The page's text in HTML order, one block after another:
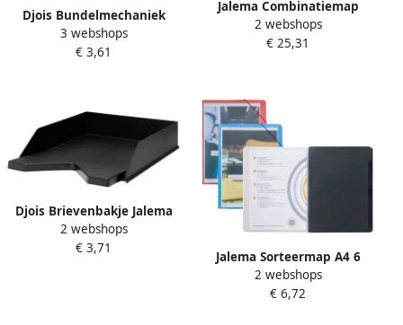
Djois Bundelmechaniek
JalemaClip dekplaatje
slangetje beugel zwart 100
3 webshops
€ 3,61
Jalema Combinatiemap
Djois folio 6 vakken 240gr
zwart
2 webshops
€ 25,31
Djois Brievenbakje Jalema
Re-Solution A4 gerecycled
zwart
2 webshops
€ 3,71
Jalema Sorteermap A4 6
tabbladen 270gr zwart
2 webshops
€ 6,72